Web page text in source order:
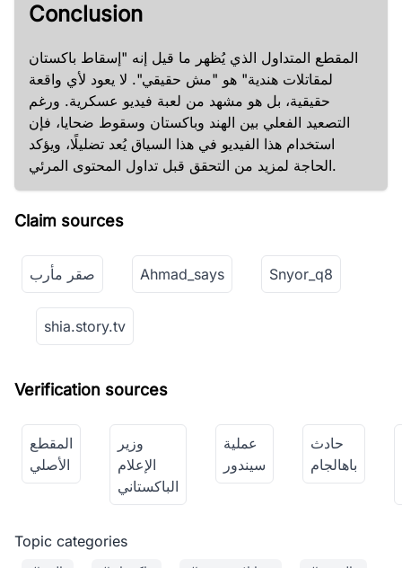
Conclusion
المقطع المتداول الذي يُظهر ما قيل إنه "إسقاط باكستان
لمقاتلات هندية" هو "مش حقيقي". لا يعود لأي واقعة
حقيقية، بل هو مشهد من لعبة فيديو عسكرية. ورغم
التصعيد الفعلي بين الهند وباكستان وسقوط ضحايا، فإن
استخدام هذا الفيديو في هذا السياق يُعد تضليلًا، ويؤكد
الحاجة لمزيد من التحقق قبل تداول المحتوى المرئي.
Claim sources
صقر مأرب Ahmad_says Snyor_q8
shia.story.tv
Verification sources
المقطع
الأصلي
وزير
الإعلام
الباكستاني
عملية
سيندور
حادث
باهالجام
Topic categories